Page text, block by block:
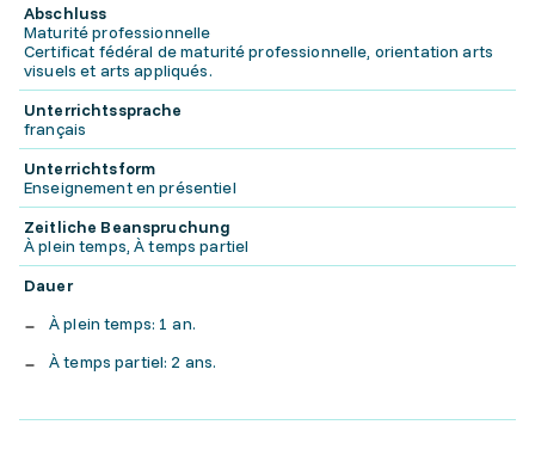
Abschluss
Maturité professionnelle
Certificat fédéral de maturité professionnelle, orientation arts
visuels et arts appliqués.
Unterrichtssprache
français
Unterrichtsform
Enseignement en présentiel
Zeitliche Beanspruchung
À plein temps, À temps partiel
Dauer
À plein temps: 1 an.
À temps partiel: 2 ans.